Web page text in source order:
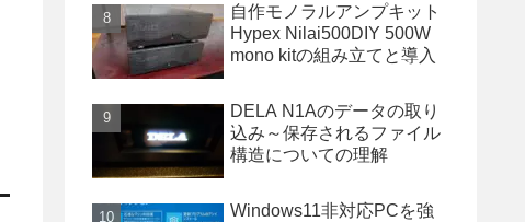
自作モノラルアンプキット
Hypex Nilai500DIY 500W
mono kitの組み立てと導入
DELA N1Aのデータの取り
込み～保存されるファイル
構造についての理解
Windows11非対応PCを強